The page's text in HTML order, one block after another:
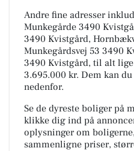
Andre fine adresser
Munkegårde 3490
3490 Kvistgård,
Munkegårdsvej 53 3490
3490 Kvistgård, til alt
3.695.000 kr. Dem kan
nedenfor.
Se de dyreste boliger på
klikke dig ind på
oplysninger om
sammenligne priser,